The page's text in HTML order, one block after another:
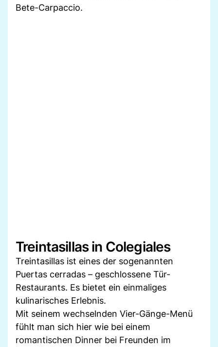
Bete-Carpaccio.
Treintasillas in Colegiales
Treintasillas ist eines der sogenannten
Puertas cerradas – geschlossene Tür-
Restaurants. Es bietet ein einmaliges
kulinarisches Erlebnis.
Mit seinem wechselnden Vier-Gänge-Menü
fühlt man sich hier wie bei einem
romantischen Dinner bei Freunden im